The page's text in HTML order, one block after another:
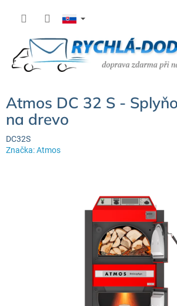
Atmos DC 32 S -
na drevo
DC32S
Značka:Atmos